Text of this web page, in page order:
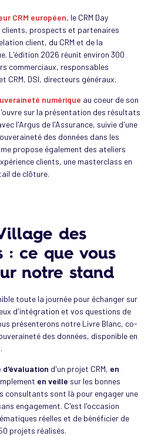
CRM européen, le CRM Day
clients, prospects et partenaires
client, du CRM et de la
L'édition 2026 réunit environ 300
commerciaux, responsables
CRM, DSI, directeurs généraux.
numérique au coeur de son
sur la présentation des résultats
l'Argus de l'Assurance, suivie d'une
des données dans les
propose également des ateliers
clients, une masterclass en
de clôture.
des
: ce que vous
notre stand
toute la journée pour échanger sur
d'intégration et vos questions de
présenterons notre Livre Blanc, co-
des données, disponible en
d'évaluation d'un projet CRM, en
en veille sur les bonnes
consultants sont là pour engager une
engagement. C'est l'occasion
réelles et de bénéficier de
projets réalisés.